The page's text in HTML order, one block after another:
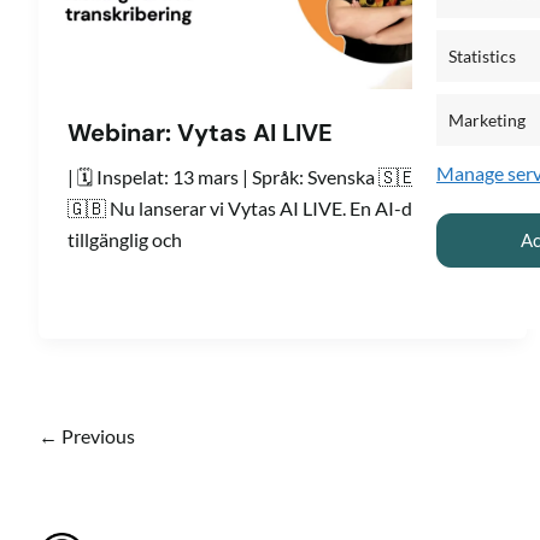
Statistics
Marketing
Manage
Webinar: Vytas AI LIVE
| 🗓️ Inspelat: 13 mars | Språk: Svenska 🇸🇪 English
🇬🇧 Nu lanserar vi Vytas AI LIVE. En AI-driven
tillgänglig och
← Previous